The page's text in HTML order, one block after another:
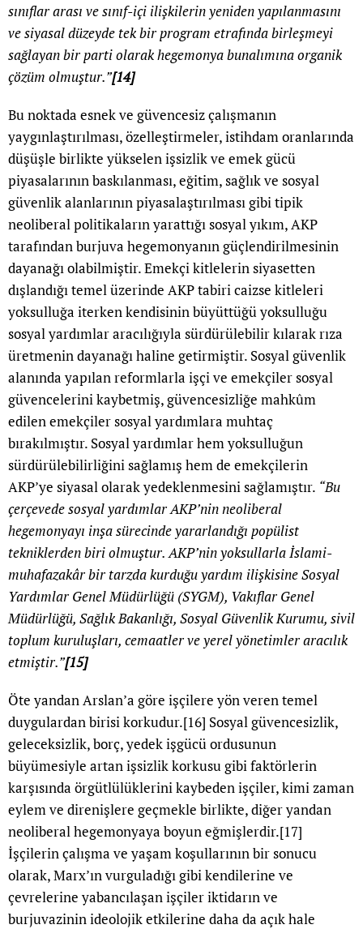
sınıflar arası ve sınıf-içi ilişkilerin yeniden yapılanmasını
ve siyasal düzeyde tek bir program etrafında birleşmeyi
sağlayan bir parti olarak hegemonya bunalımına organik
çözüm olmuştur.”[14]
Bu noktada esnek ve güvencesiz çalışmanın
yaygınlaştırılması, özelleştirmeler, istihdam oranlarında
düşüşle birlikte yükselen işsizlik ve emek gücü
piyasalarının baskılanması, eğitim, sağlık ve sosyal
güvenlik alanlarının piyasalaştırılması gibi tipik
neoliberal politikaların yarattığı sosyal yıkım, AKP
tarafından burjuva hegemonyanın güçlendirilmesinin
dayanağı olabilmiştir. Emekçi kitlelerin siyasetten
dışlandığı temel üzerinde AKP tabiri caizse kitleleri
yoksulluğa iterken kendisinin büyüttüğü yoksulluğu
sosyal yardımlar aracılığıyla sürdürülebilir kılarak rıza
üretmenin dayanağı haline getirmiştir. Sosyal güvenlik
alanında yapılan reformlarla işçi ve emekçiler sosyal
güvencelerini kaybetmiş, güvencesizliğe mahkûm
edilen emekçiler sosyal yardımlara muhtaç
bırakılmıştır. Sosyal yardımlar hem yoksulluğun
sürdürülebilirliğini sağlamış hem de emekçilerin
AKP’ye siyasal olarak yedeklenmesini sağlamıştır. “Bu
çerçevede sosyal yardımlar AKP’nin neoliberal
hegemonyayı inşa sürecinde yararlandığı popülist
tekniklerden biri olmuştur. AKP’nin yoksullarla İslami-
muhafazakâr bir tarzda kurduğu yardım ilişkisine Sosyal
Yardımlar Genel Müdürlüğü (SYGM), Vakıflar Genel
Müdürlüğü, Sağlık Bakanlığı, Sosyal Güvenlik Kurumu, sivil
toplum kuruluşları, cemaatler ve yerel yönetimler aracılık
etmiştir.”[15]
Öte yandan Arslan’a göre işçilere yön veren temel
duygulardan birisi korkudur.[16] Sosyal güvencesizlik,
geleceksizlik, borç, yedek işgücü ordusunun
büyümesiyle artan işsizlik korkusu gibi faktörlerin
karşısında örgütlülüklerini kaybeden işçiler, kimi zaman
eylem ve direnişlere geçmekle birlikte, diğer yandan
neoliberal hegemonyaya boyun eğmişlerdir.[17]
İşçilerin çalışma ve yaşam koşullarının bir sonucu
olarak, Marx’ın vurguladığı gibi kendilerine ve
çevrelerine yabancılaşan işçiler iktidarın ve
burjuvazinin ideolojik etkilerine daha da açık hale